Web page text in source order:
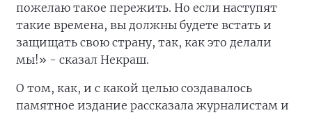
пожелаю такое пережить. Но если наступят
такие времена, вы должны будете встать и
защищать свою страну, так, как это делали
мы!» - сказал Некраш.
О том, как, и с какой целью создавалось
памятное издание рассказала журналистам и